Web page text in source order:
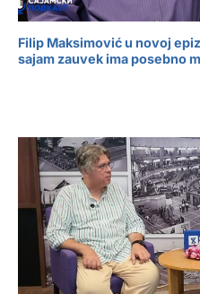
Filip Maksimović u novoj
sajam zauvek ima posebno